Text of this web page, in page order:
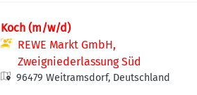
Koch (m/w/d)
REWE Markt GmbH,
Zweigniederlassung Süd
96479 Weitramsdorf, Deutschland